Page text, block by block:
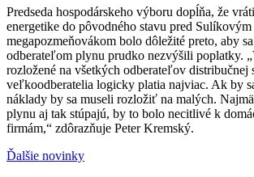
Predseda hospodárskeho výboru dopĺňa, že
energetike do pôvodného stavu pred Sulíkovým
megapozmeňovákom bolo dôležité preto, aby
odberateľom plynu prudko nezvýšili poplatky.
rozložené na všetkých odberateľov distribučnej
veľkoodberatelia logicky platia najviac. Ak by
náklady by sa museli rozložiť na malých.
plynu aj tak stúpajú, by to bolo necitlivé k
firmám,“ zdôrazňuje Peter Kremský.
Ďalšie novinky